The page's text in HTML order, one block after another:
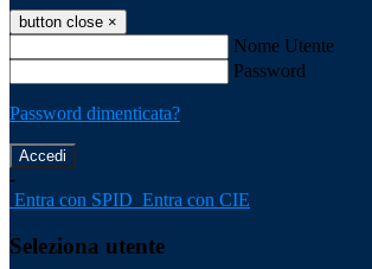
button close ×
Nome Utente
Password
Password dimenticata?
-
Entra con SPID Entra con CIE
Seleziona utente